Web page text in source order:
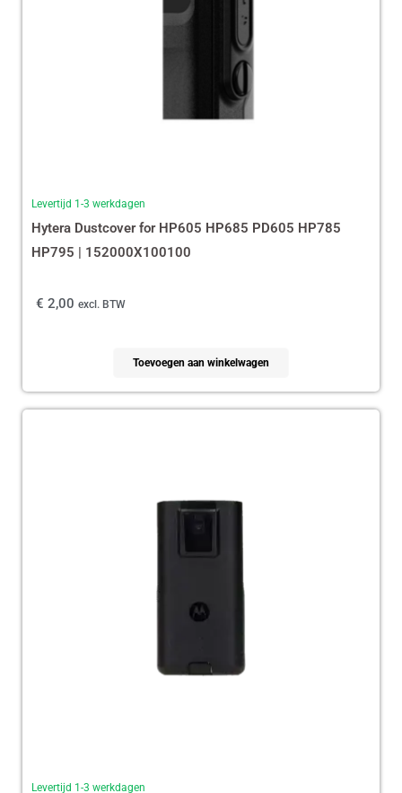
Levertijd 1-3 werkdagen
Hytera Dustcover for HP605 HP685 PD605 HP785
HP795 | 152000X100100
€ 2,00 excl. BTW
Toevoegen aan winkelwagen
Levertijd 1-3 werkdagen